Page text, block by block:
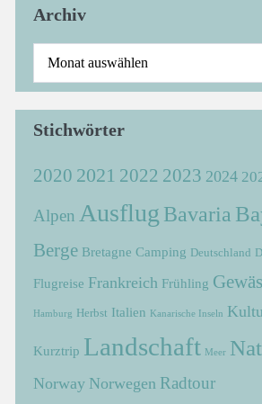
Archiv
Stichwörter
2020 2021 2022 2023 2024
Alpen Ausflug Bavaria
Berge Bretagne Camping Deutschland
Flugreise Frankreich Frühling
Hamburg Herbst Italien Kanarische Inseln
Kurztrip Landschaft Meer
Norway Norwegen Radtour